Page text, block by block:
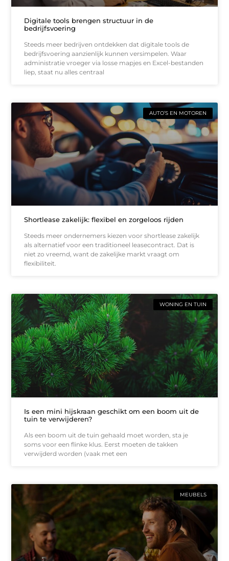
Digitale tools brengen structuur in de
bedrijfsvoering
Steeds meer bedrijven ontdekken dat digitale tools de
bedrijfsvoering aanzienlijk kunnen versimpelen. Waar
administratie vroeger via losse mapjes en Excel-bestanden
liep, staat nu alles centraal
AUTO’S EN MOTOREN
Shortlease zakelijk: flexibel en zorgeloos rijden
Steeds meer ondernemers kiezen voor shortlease zakelijk
als alternatief voor een traditioneel leasecontract. Dat is
niet zo vreemd, want de zakelijke markt vraagt om
flexibiliteit.
WONING EN TUIN
Is een mini hijskraan geschikt om een boom uit de
tuin te verwijderen?
Als een boom uit de tuin gehaald moet worden, sta je
soms voor een flinke klus. Eerst moeten de takken
verwijderd worden (vaak met een
MEUBELS